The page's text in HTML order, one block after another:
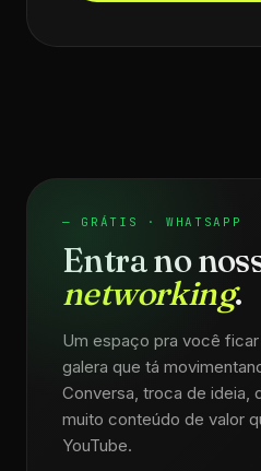
— GRÁTIS · WHATSAPP
Entra no
networking.
Um espaço pra você
galera que tá
Conversa, troca de ideia,
muito conteúdo de valor
YouTube.